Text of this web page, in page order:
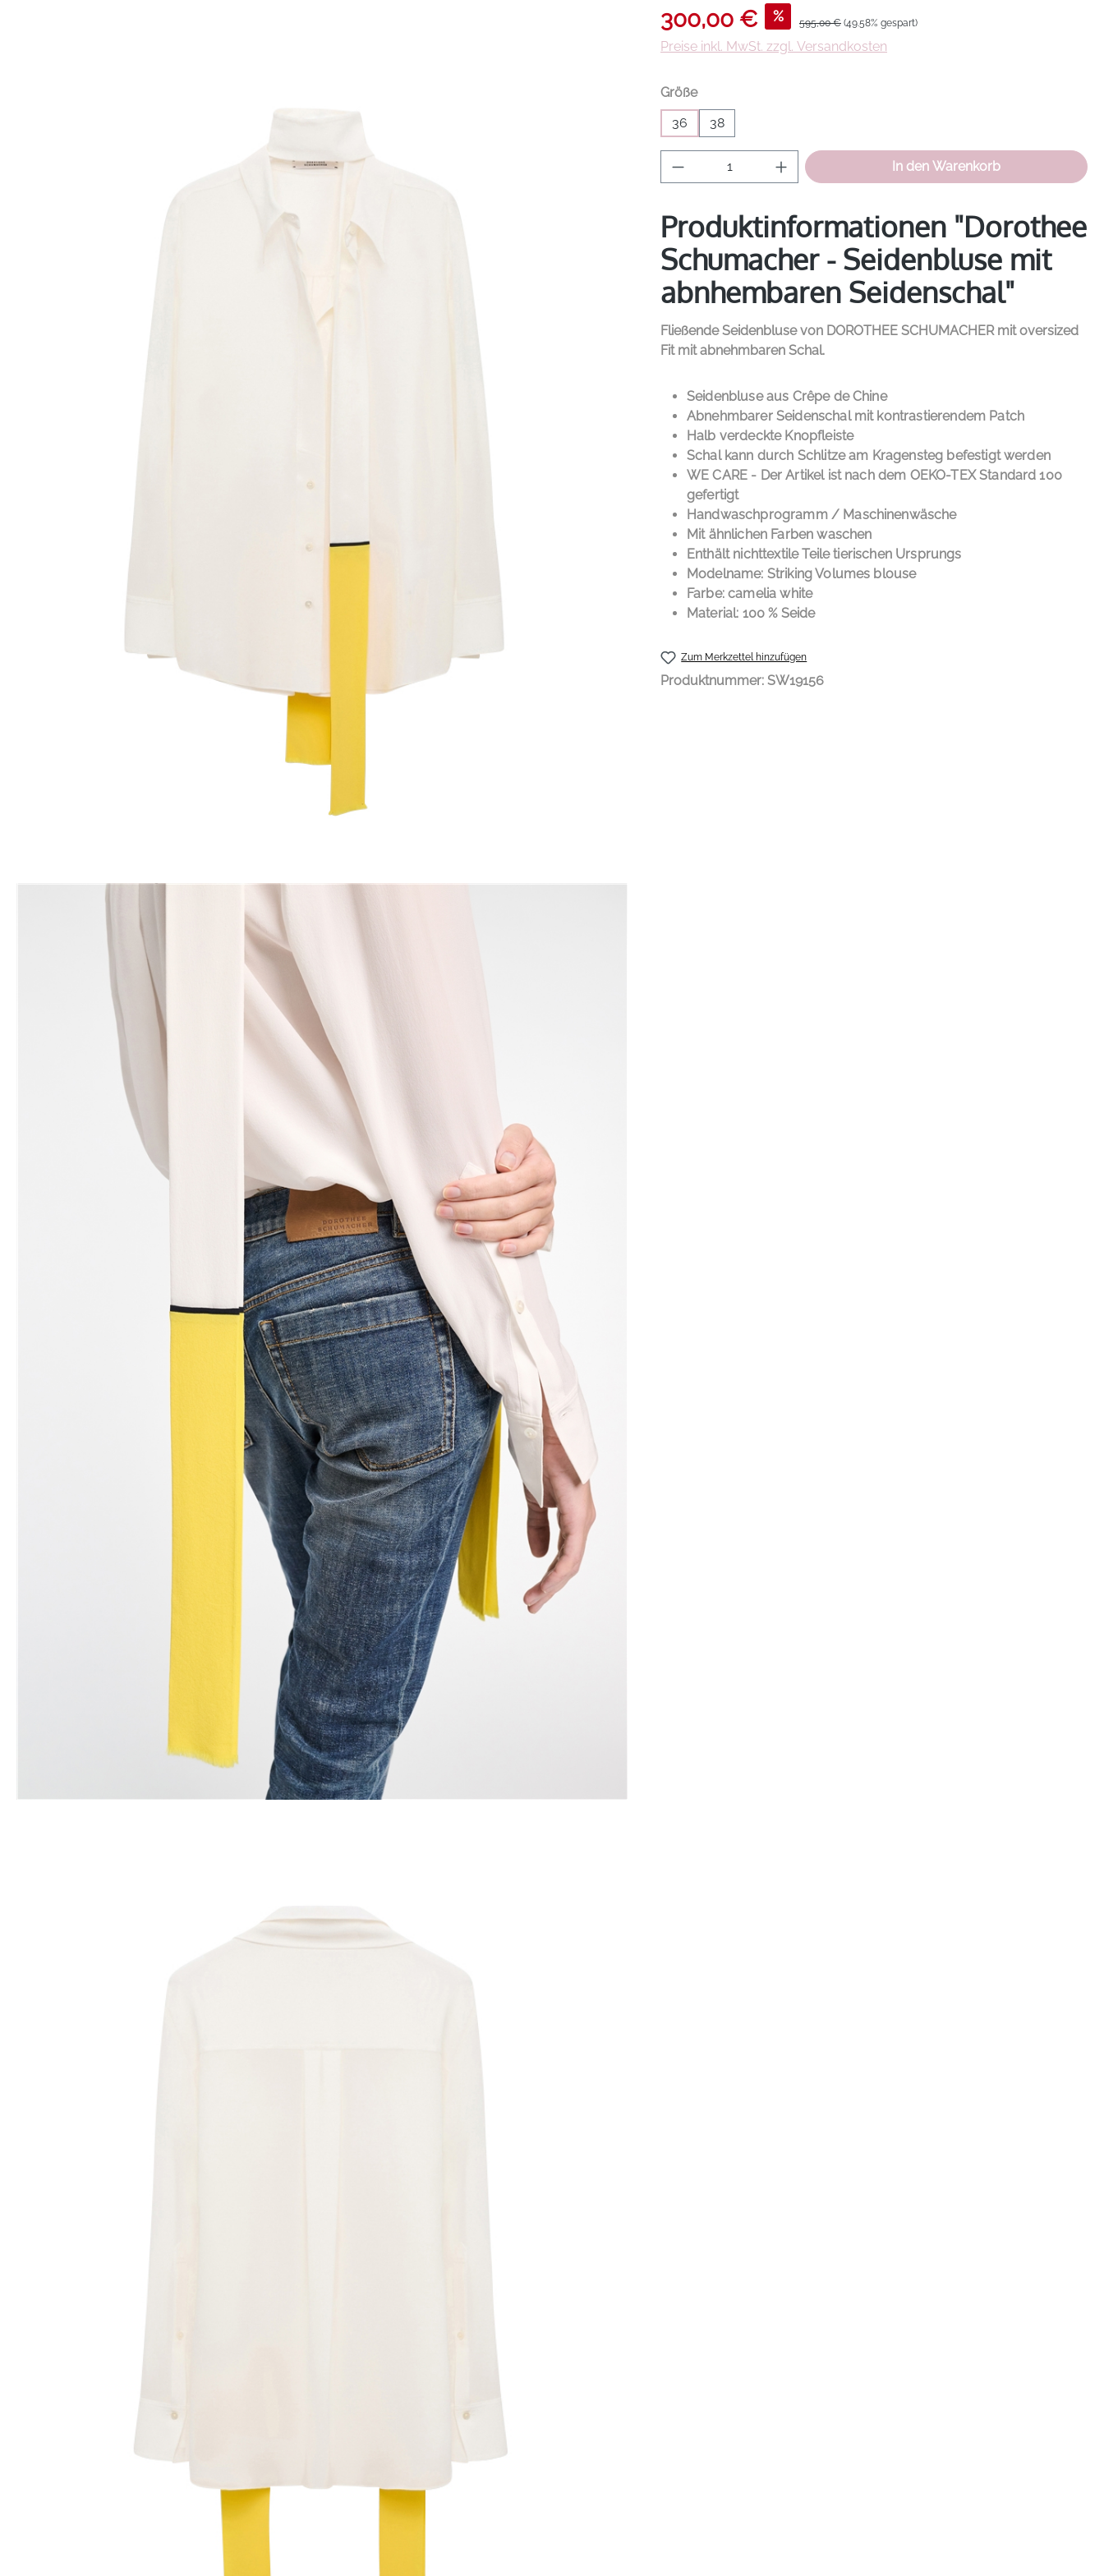
Verkaufspreis:
300,00 € % Regulärer Preis:
595,00 € (49.58% gespart)
Preise inkl. MwSt. zzgl. Versandkosten
Größeauswählen
36
38
Produkt Anzahl: Gib den gewünschten Wert
In den Warenkorb
Produktinformationen "Dorothee
Schumacher - Seidenbluse mit
abnhembaren Seidenschal"
Fließende Seidenbluse von DOROTHEE SCHUMACHERmit oversized
Fit mit abnehmbaren Schal.
PRODUCT DETAILS
Seidenbluse aus Crêpe de Chine
Abnehmbarer Seidenschal mit kontrastierendem Patch
Halb verdeckte Knopfleiste
Schal kann durch Schlitze am Kragensteg befestigt werden
WE CARE - Der Artikel ist nach dem OEKO-TEX Standard 100
gefertigt
Handwaschprogramm / Maschinenwäsche
Mit ähnlichen Farben waschen
Enthält nichttextile Teile tierischen Ursprungs
Modelname: Striking Volumes blouse
Farbe: camelia white
Material: 100 % Seide
Zum Merkzettel hinzufügen
Produktnummer: SW19156